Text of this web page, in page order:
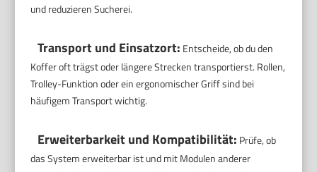
und reduzieren Sucherei.
Transport und Einsatzort: Entscheide, ob du den
Koffer oft trägst oder längere Strecken transportierst. Rollen,
Trolley-Funktion oder ein ergonomischer Griff sind bei
häufigem Transport wichtig.
Erweiterbarkeit und Kompatibilität: Prüfe, ob
das System erweiterbar ist und mit Modulen anderer